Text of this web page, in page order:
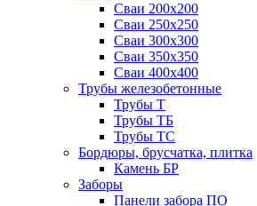
Сваи 200х200
Сваи 250х250
Сваи 300х300
Сваи 350х350
Сваи 400х400
Трубы железобетонные
Трубы Т
Трубы ТБ
Трубы ТС
Бордюры, брусчатка, плитка
Камень БР
Заборы
Панели забора ПО